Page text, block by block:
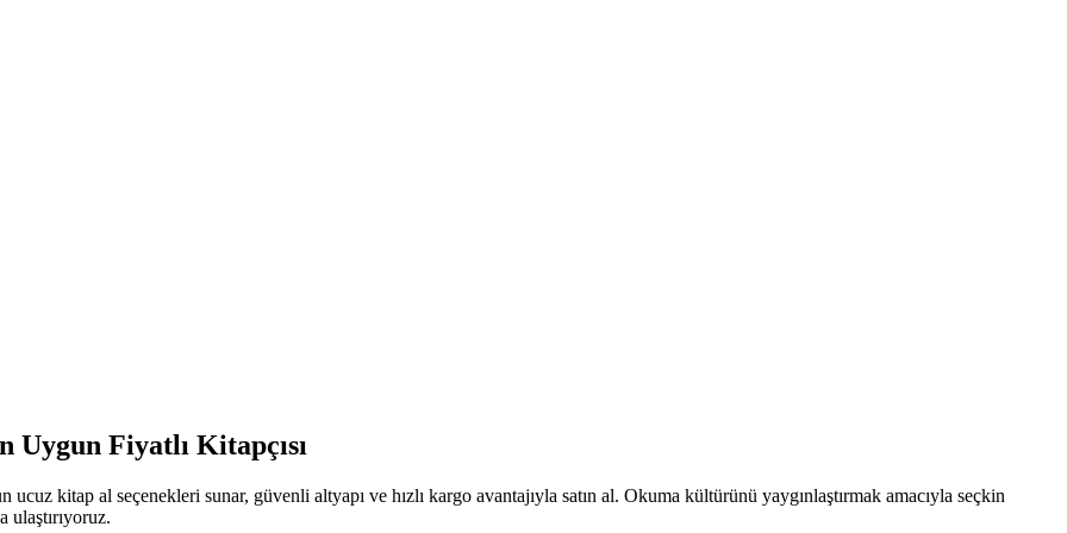
Fiyatlı Kitapçısı
kitap al seçenekleri sunar, güvenli altyapı ve hızlı kargo avantajıyla satın al. Okuma kültürünü yaygınlaştırmak amacıyla seçkin
ulaştırıyoruz.